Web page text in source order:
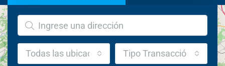
Todas las ubicaciones Tipo Transacción